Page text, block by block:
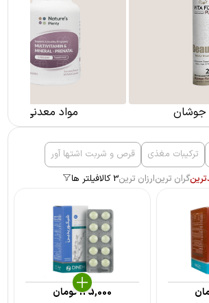
مواد معدنی
ترکیبات مغذی
قرص و شربت اشتها آور
گران ترینارزان ترین3 کالا فیلتر ها
125,000تومان